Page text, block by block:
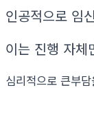
인공적으로 임
이는 진행 자체
심리적으로 큰부